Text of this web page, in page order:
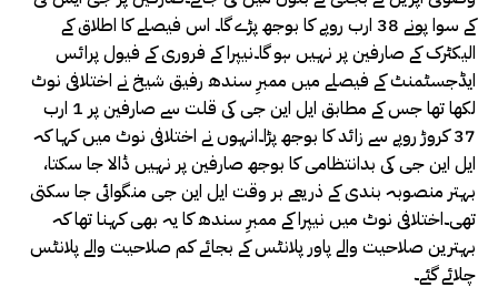
کے سوا پونے 38 ارب روپے کا بوجھ پڑے گا۔ اس فیصلے کا اطلاق کے
الیکٹرک کے صارفین پر نہیں ہو گا۔نیپرا کے فروری کے فیول پرائس
ایڈجسٹمنٹ کے فیصلے میں ممبرِ سندھ رفیق شیخ نے اختلافی نوٹ
لکھا تھا جس کے مطابق ایل این جی کی قلت سے صارفین پر 1 ارب
37 کروڑ روپے سے زائد کا بوجھ پڑا۔انہوں نے اختلافی نوٹ میں کہا کہ
ایل این جی کی بدانتظامی کا بوجھ صارفین پر نہیں ڈالا جا سکتا،
بہتر منصوبہ بندی کے ذریعے بر وقت ایل این جی منگوائی جا سکتی
تھی۔اختلافی نوٹ میں نیپرا کے ممبرِ سندھ کا یہ بھی کہنا تھا کہ
بہترین صلاحیت والے پاور پلانٹس کے بجائے کم صلاحیت والے پلانٹس
چلائے گئے۔